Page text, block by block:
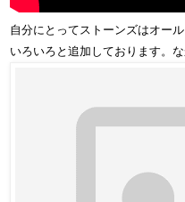
自分にとってストーンズはオー
いろいろと追加しております。